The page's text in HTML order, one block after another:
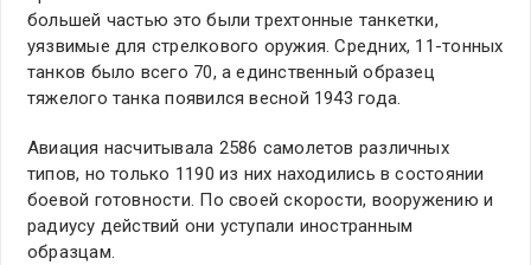
большей частью это были трехтонные танкетки,
уязвимые для стрелкового оружия. Средних, 11-тонных
танков было всего 70, а единственный образец
тяжелого танка появился весной 1943 года.
Авиация насчитывала 2586 самолетов различных
типов, но только 1190 из них находились в состоянии
боевой готовности. По своей скорости, вооружению и
радиусу действий они уступали иностранным
образцам.